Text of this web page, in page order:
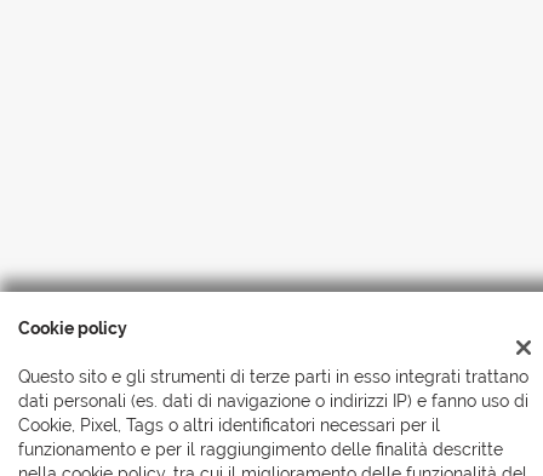
riservati- Leggi l'informativa sulla privacy- Cookie Policy
Cookie policy
Questo sito e gli strumenti di terze parti in esso integrati trattano
dati personali (es. dati di navigazione o indirizzi IP) e fanno uso di
Cookie, Pixel, Tags o altri identificatori necessari per il
funzionamento e per il raggiungimento delle finalità descritte